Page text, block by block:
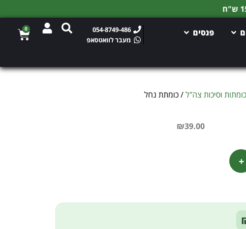
פנסים
054-8749-486
מעבר לוואטסאפ
0
כומתות וסיכות צה"ל/ כומתת נחל
₪39.00
+